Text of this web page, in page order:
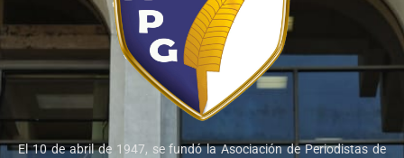
El 10 de abril de 1947, se fundó la Asociación de Periodistas de